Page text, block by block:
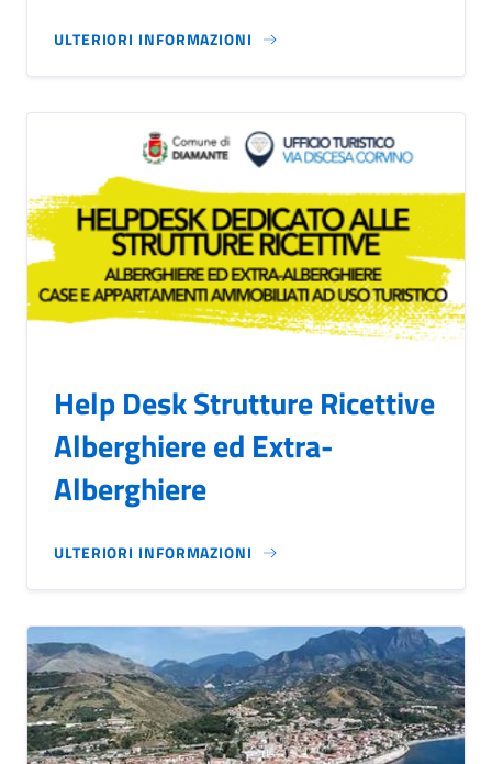
ULTERIORI INFORMAZIONI
Help Desk Strutture Ricettive
Alberghiere ed Extra-
Alberghiere
ULTERIORI INFORMAZIONI